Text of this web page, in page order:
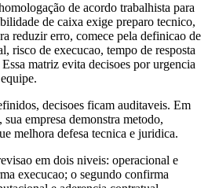
de acordo trabalhista para
de caixa exige preparo tecnico,
reduzir erro, comece pela definicao de
risco de execucao, tempo de resposta
matriz evita decisoes por urgencia
decisoes ficam auditaveis. Em
empresa demonstra metodo,
melhora defesa tecnica e juridica.
em dois niveis: operacional e
execucao; o segundo confirma